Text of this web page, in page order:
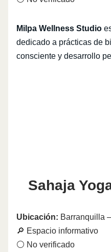
Milpa Wellness Studio
dedicado a prácticas de
consciente y desarrollo
Sahaja
Ubicación: Barranquilla
🔎 Espacio informativo
⚪ No verificado